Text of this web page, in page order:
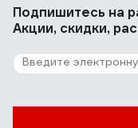
Подпишитесь на
Акции, скидки,